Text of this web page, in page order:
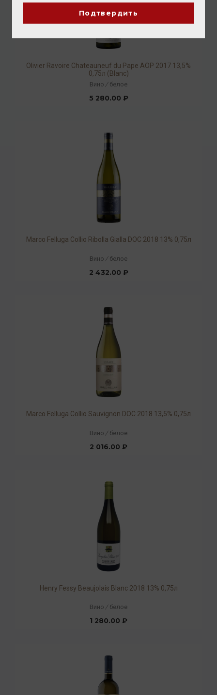
Olivier Ravoire Chateauneuf du Pape AOP 2017 13,5%
0,75л (Blanc)
Вино / белое
5 280.00 ₽
Marco Felluga Collio Ribolla Gialla DOC 2018 13% 0,75л
Вино / белое
2 432.00 ₽
Marco Felluga Collio Sauvignon DOC 2018 13,5% 0,75л
Вино / белое
2 016.00 ₽
Henry Fessy Beaujolais Blanc 2018 13% 0,75л
Вино / белое
1 280.00 ₽
Подтвердить